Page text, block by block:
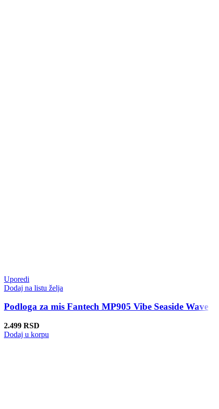
Uporedi
Dodaj na listu želja
Podloga za mis Fantech MP905 Vibe Seaside Wave
2.499 RSD
Dodaj u korpu